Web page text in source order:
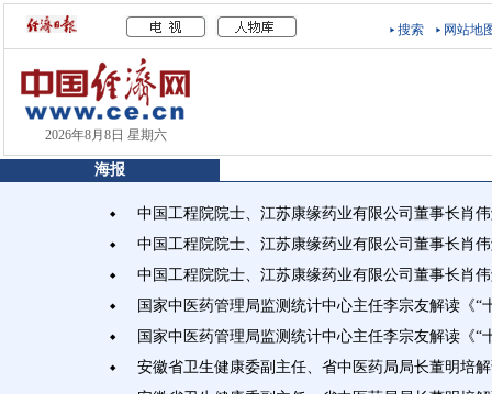
搜索 网站地
2026年8月8日 星期六
海报
◆ 中国工程院院士、江苏康缘药业有限公司董事长肖
◆ 中国工程院院士、江苏康缘药业有限公司董事长肖
◆ 中国工程院院士、江苏康缘药业有限公司董事长肖
◆ 国家中医药管理局监测统计中心主任李宗友解读《“
◆ 国家中医药管理局监测统计中心主任李宗友解读《“
◆ 安徽省卫生健康委副主任、省中医药局局长董明培